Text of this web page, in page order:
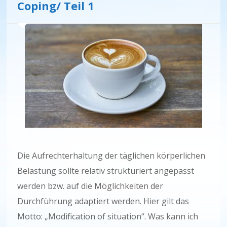
Coping/ Teil 1
Die Aufrechterhaltung der täglichen körperlichen
Belastung sollte relativ strukturiert angepasst
werden bzw. auf die Möglichkeiten der
Durchführung adaptiert werden. Hier gilt das
Motto: „Modification of situation“. Was kann ich